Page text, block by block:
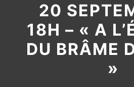
20
18H – « A
DU BRÂME
»